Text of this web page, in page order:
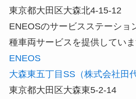
東京都大田区大森北4-15-12
ENEOSのサービスステーショ
種車両サービスを提供していま
ENEOS
大森東五丁目SS（株式会社田
東京都大田区大森東5-2-14